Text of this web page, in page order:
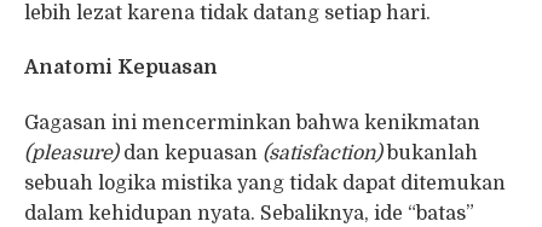
lebih lezat karena tidak datang setiap hari.
Anatomi Kepuasan
Gagasan ini mencerminkan bahwa kenikmatan
(pleasure) dan kepuasan (satisfaction)bukanlah
sebuah logika mistika yang tidak dapat ditemukan
dalam kehidupan nyata. Sebaliknya, ide “batas”